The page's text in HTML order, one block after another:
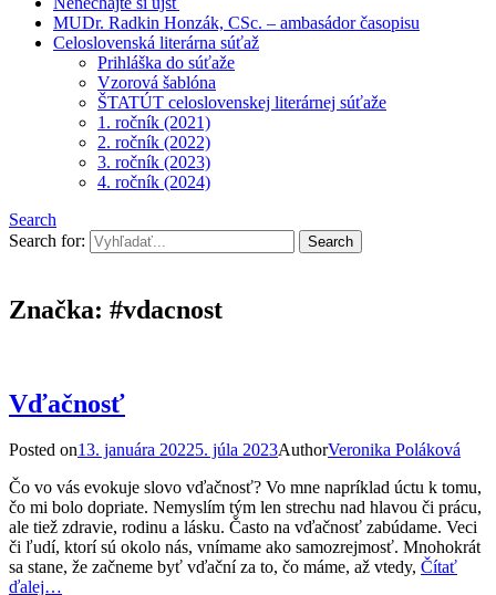
MUDr. Radkin Honzák, CSc. – ambasádor časopisu
Celoslovenská literárna súťaž
Prihláška do súťaže
Vzorová šablóna
ŠTATÚT celoslovenskej literárnej súťaže
1. ročník (2021)
2. ročník (2022)
3. ročník (2023)
4. ročník (2024)
Search
Search for:
Značka: #vdacnost
Vďačnosť
Posted on13. januára 20225. júla 2023AuthorVeronika Poláková
Čo vo vás evokuje slovo vďačnosť? Vo mne napríklad úctu k tomu,
čo mi bolo dopriate. Nemyslím tým len strechu nad hlavou či prácu,
ale tiež zdravie, rodinu a lásku. Často na vďačnosť zabúdame. Veci
či ľudí, ktorí sú okolo nás, vnímame ako samozrejmosť. Mnohokrát
sa stane, že začneme byť vďační za to, čo máme, až vtedy, Čítať
ďalej…